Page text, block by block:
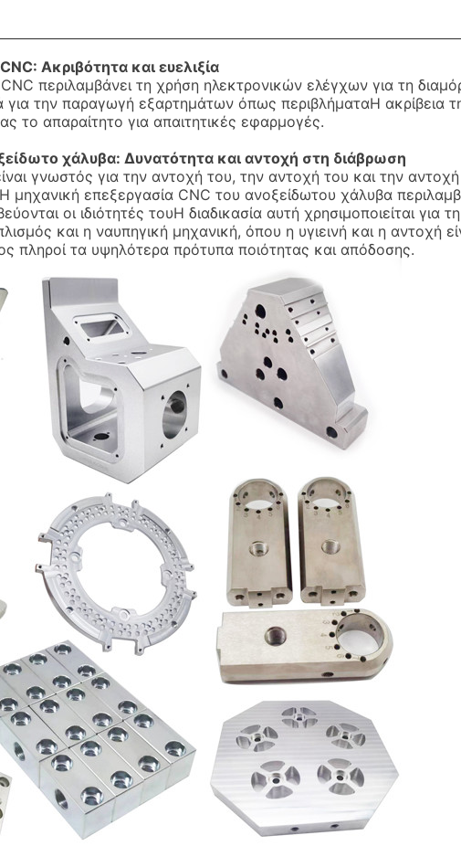
Ακριβότητα και ευελιξία
περιλαμβάνει τη χρήση ηλεκτρονικών ελέγχων για τη
για την παραγωγή εξαρτημάτων όπως περιβλήματαΗ ακρίβεια
το απαραίτητο για απαιτητικές εφαρμογές.
χάλυβα: Δυνατότητα και αντοχή στη διάβρωση
γνωστός για την αντοχή του, την αντοχή του και την
μηχανική επεξεργασία CNC του ανοξείδωτου χάλυβα
οι ιδιότητές τουΗ διαδικασία αυτή χρησιμοποιείται
και η ναυπηγική μηχανική, όπου η υγιεινή και η αντοχή
πληροί τα υψηλότερα πρότυπα ποιότητας και απόδοσης.